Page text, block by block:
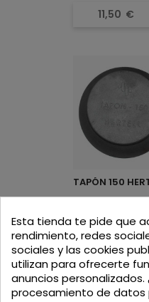
11,50 €
TAPÓN 150
87,14€
Esta tienda te pide que
rendimiento, redes
sociales y las cookies
utilizan para ofrecerte
anuncios
procesamiento de datos